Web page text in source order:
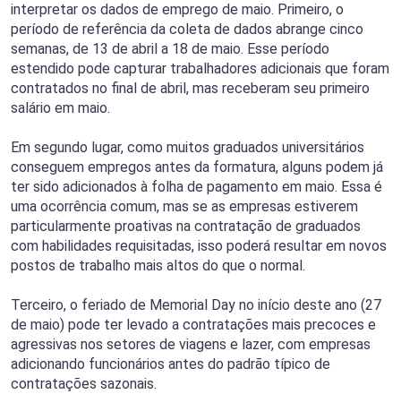
interpretar os dados de emprego de maio. Primeiro, o
período de referência da coleta de dados abrange cinco
semanas, de 13 de abril a 18 de maio. Esse período
estendido pode capturar trabalhadores adicionais que foram
contratados no final de abril, mas receberam seu primeiro
salário em maio.
Em segundo lugar, como muitos graduados universitários
conseguem empregos antes da formatura, alguns podem já
ter sido adicionados à folha de pagamento em maio. Essa é
uma ocorrência comum, mas se as empresas estiverem
particularmente proativas na contratação de graduados
com habilidades requisitadas, isso poderá resultar em novos
postos de trabalho mais altos do que o normal.
Terceiro, o feriado de Memorial Day no início deste ano (27
de maio) pode ter levado a contratações mais precoces e
agressivas nos setores de viagens e lazer, com empresas
adicionando funcionários antes do padrão típico de
contratações sazonais.